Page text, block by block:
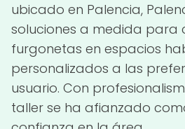
ubicado en Palencia,
soluciones a medida para
furgonetas en espacios
personalizados a las
usuario. Con
taller se ha afianzado